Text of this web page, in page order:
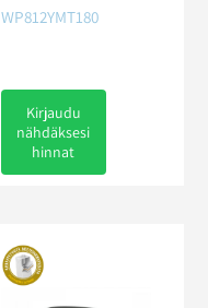
WP812YMT180
Kirjaudu
nähdäksesi
hinnat